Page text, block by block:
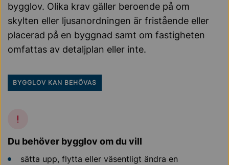
bygglov. Olika krav gäller beroende på om
skylten eller ljusanordningen är fristående eller
placerad på en byggnad samt om fastigheten
omfattas av detaljplan eller inte.
BYGGLOV KAN BEHÖVAS
Du behöver bygglov om du vill
sätta upp, flytta eller väsentligt ändra en